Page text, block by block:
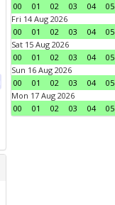
00
01 02 03 04 05
Fri 14 Aug 2026
00
01 02 03 04 05
Sat 15 Aug 2026
00
01 02 03 04 05
Sun 16 Aug 2026
00
01 02 03 04 05
Mon 17 Aug 2026
00
01 02 03 04 05